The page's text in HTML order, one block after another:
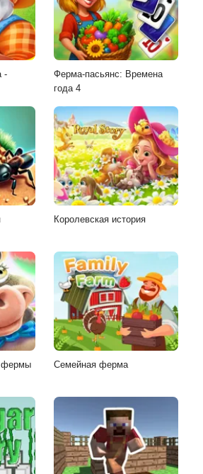
-
Ферма-пасьянс: Времена
года 4
Королевская история
фермы Семейная ферма